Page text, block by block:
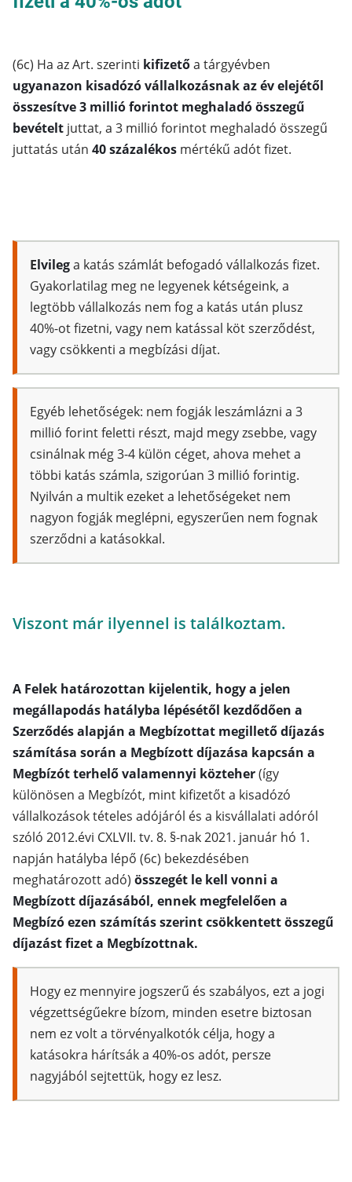
(6c) Ha az Art. szerinti kifizetőa tárgyévben
ugyanazon kisadózó vállalkozásnak az év elejétől
összesítve 3 millió forintot meghaladó összegű
bevételt juttat, a 3 millió forintot meghaladó összegű
juttatás után 40 százalékos mértékű adót fizet.
Elvilega katás számlát befogadó vállalkozás fizet.
Gyakorlatilag meg ne legyenek kétségeink, a
legtöbb vállalkozás nem fog a katás után plusz
40%-ot fizetni, vagy nem katással köt szerződést,
vagy csökkenti a megbízási díjat.
Egyéb lehetőségek: nem fogják leszámlázni a 3
millió forint feletti részt, majd megy zsebbe, vagy
csinálnak még 3-4 külön céget, ahova mehet a
többi katás számla, szigorúan 3 millió forintig.
Nyilván a multik ezeket a lehetőségeket nem
nagyon fogják meglépni, egyszerűen nem fognak
szerződni a katásokkal.
Viszont már ilyennel is találkoztam.
A Felek határozottan kijelentik, hogy a jelen
megállapodás hatályba lépésétől kezdődően a
Szerződés alapján a Megbízottat megillető díjazás
számítása során a Megbízott díjazása kapcsán a
Megbízót terhelő valamennyi közteher(így
különösen a Megbízót, mint kifizetőt a kisadózó
vállalkozások tételes adójáról és a kisvállalati adóról
szóló 2012.évi CXLVII. tv. 8. §-nak 2021. január hó 1.
napján hatályba lépő (6c) bekezdésében
meghatározott adó) összegét le kell vonni a
Megbízott díjazásából, ennek megfelelően a
Megbízó ezen számítás szerint csökkentett összegű
díjazást fizet a Megbízottnak.
Hogy ez mennyire jogszerű és szabályos, ezt a jogi
végzettségűekre bízom, minden esetre biztosan
nem ez volt a törvényalkotók célja, hogy a
katásokra hárítsák a 40%-os adót, persze
nagyjából sejtettük, hogy ez lesz.